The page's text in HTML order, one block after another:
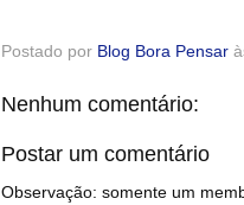
Postado por Blog Bora Pensar
Nenhum comentário:
Postar um comentário
Observação: somente um